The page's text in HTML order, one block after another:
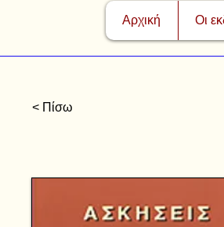
Αρχική Οι
< Πίσω